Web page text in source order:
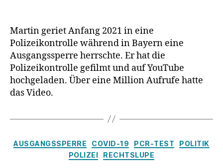
der
von
Martin
jetzt
Martin geriet Anfang 2021 in eine
Polizeikontrolle während in Bayern eine
Ausgangssperre herrschte. Er hat die
Polizeikontrolle gefilmt und auf YouTube
hochgeladen. Über eine Million Aufrufe hatte
das Video.
Kategorien
AUSGANGSSPERRE COVID-19 PCR-TEST
POLITIK
POLIZEI
RECHTSLUPE